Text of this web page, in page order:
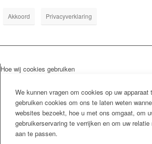
Akkoord Privacyverklaring
Hoe wij cookies gebruiken
We kunnen vragen om cookies op uw apparaat
gebruiken cookies om ons te laten weten
websites bezoekt, hoe u met ons omgaat, om
gebruikerservaring te verrijken en om uw
aan te passen.